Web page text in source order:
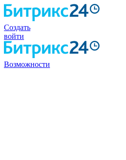
Создать
войти
Возможности